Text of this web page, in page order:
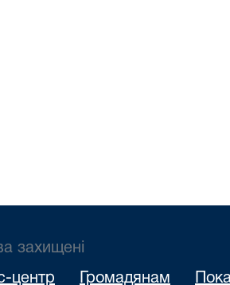
захищені
центр Громадянам